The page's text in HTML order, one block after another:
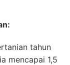
tahun
mencapai 1,5